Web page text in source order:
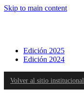
Skip to main content
Edición 2025
Edición 2024
Volver al sitio institucional